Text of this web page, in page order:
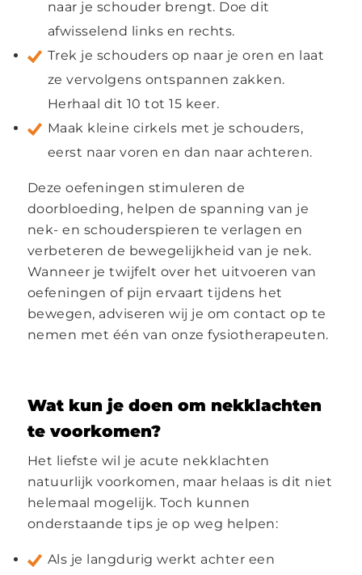
naar je schouder brengt. Doe dit
afwisselend links en rechts.
Trek je schouders op naar je oren en laat
ze vervolgens ontspannen zakken.
Herhaal dit 10 tot 15 keer.
Maak kleine cirkels met je schouders,
eerst naar voren en dan naar achteren.
Deze oefeningen stimuleren de
doorbloeding, helpen de spanning van je
nek- en schouderspieren te verlagen en
verbeteren de bewegelijkheid van je nek.
Wanneer je twijfelt over het uitvoeren van
oefeningen of pijn ervaart tijdens het
bewegen, adviseren wij je om contact op te
nemen met één van onze fysiotherapeuten.
Wat kun je doen om nekklachten
te voorkomen?
Het liefste wil je acute nekklachten
natuurlijk voorkomen, maar helaas is dit niet
helemaal mogelijk. Toch kunnen
onderstaande tips je op weg helpen:
Als je langdurig werkt achter een